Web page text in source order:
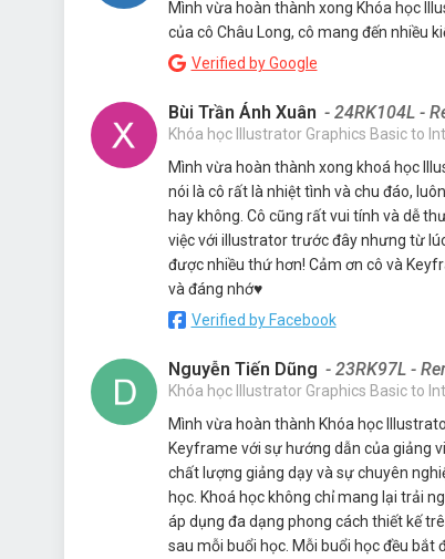
Mình vừa hoàn thành xong Khóa học
của cô Châu Long, cô mang đến nhiều
Verified by Google
Bùi Trần Ánh Xuân - 24RK104L -
Khóa học Illustrator Graphics Basic to
Mình vừa hoàn thành xong khoá học
nói là cô rất là nhiệt tình và chu đáo,
hay không. Cô cũng rất vui tính và dễ
việc với illustrator trước đây nhưng từ
được nhiều thứ hơn! Cảm ơn cô và
và đáng nhớ♥️
Verified by Facebook
Nguyễn Tiến Dũng - 23RK97L -
Khóa học Illustrator Graphics Basic to
Mình vừa hoàn thành Khóa học
Keyframe với sự hướng dẫn của giảng
chất lượng giảng dạy và sự chuyên
học. Khoá học không chỉ mang lại trải
áp dụng đa dạng phong cách thiết kế
sau mỗi buổi học. Mỗi buổi học đều bắt